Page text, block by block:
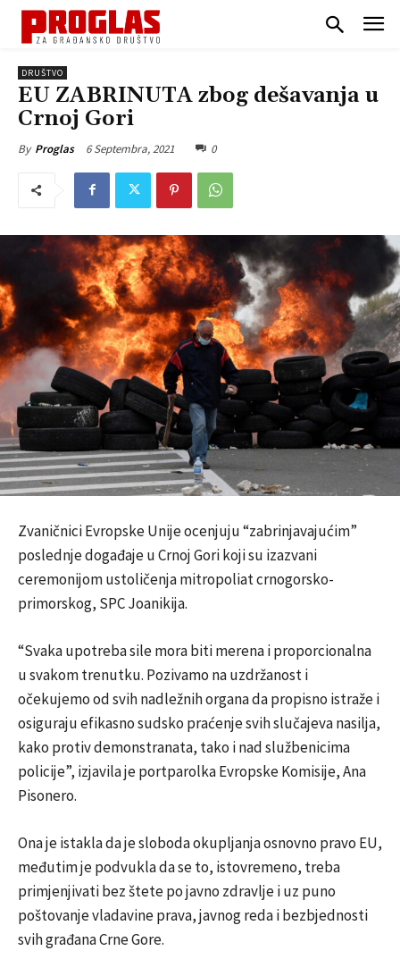
DRUŠTVO
EU ZABRINUTA zbog dešavanja u
Crnoj Gori
By Proglas 6 Septembra, 2021 0
Zvaničnici Evropske Unije ocenjuju “zabrinjavajućim”
poslednje događaje u Crnoj Gori koji su izazvani
ceremonijom ustoličenja mitropoliat crnogorsko-
primorskog, SPC Joanikija.
“Svaka upotreba sile mora biti merena i proporcionalna
u svakom trenutku. Pozivamo na uzdržanost i
očekujemo od svih nadležnih organa da propisno istraže i
osiguraju efikasno sudsko praćenje svih slučajeva nasilja,
kako protiv demonstranata, tako i nad službenicima
policije”, izjavila je portparolka Evropske Komisije, Ana
Pisonero.
Ona je istakla da je sloboda okupljanja osnovno pravo EU,
međutim je podvukla da se to, istovremeno, treba
primjenjivati bez štete po javno zdravlje i uz puno
poštovanje vladavine prava, javnog reda i bezbjednosti
svih građana Crne Gore.